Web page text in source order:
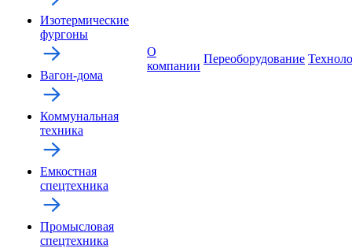
Изотермические
фургоны
Вагон-дома
Коммунальная
техника
Емкостная
спецтехника
Промысловая
спецтехника
О
компании
Переоборудование